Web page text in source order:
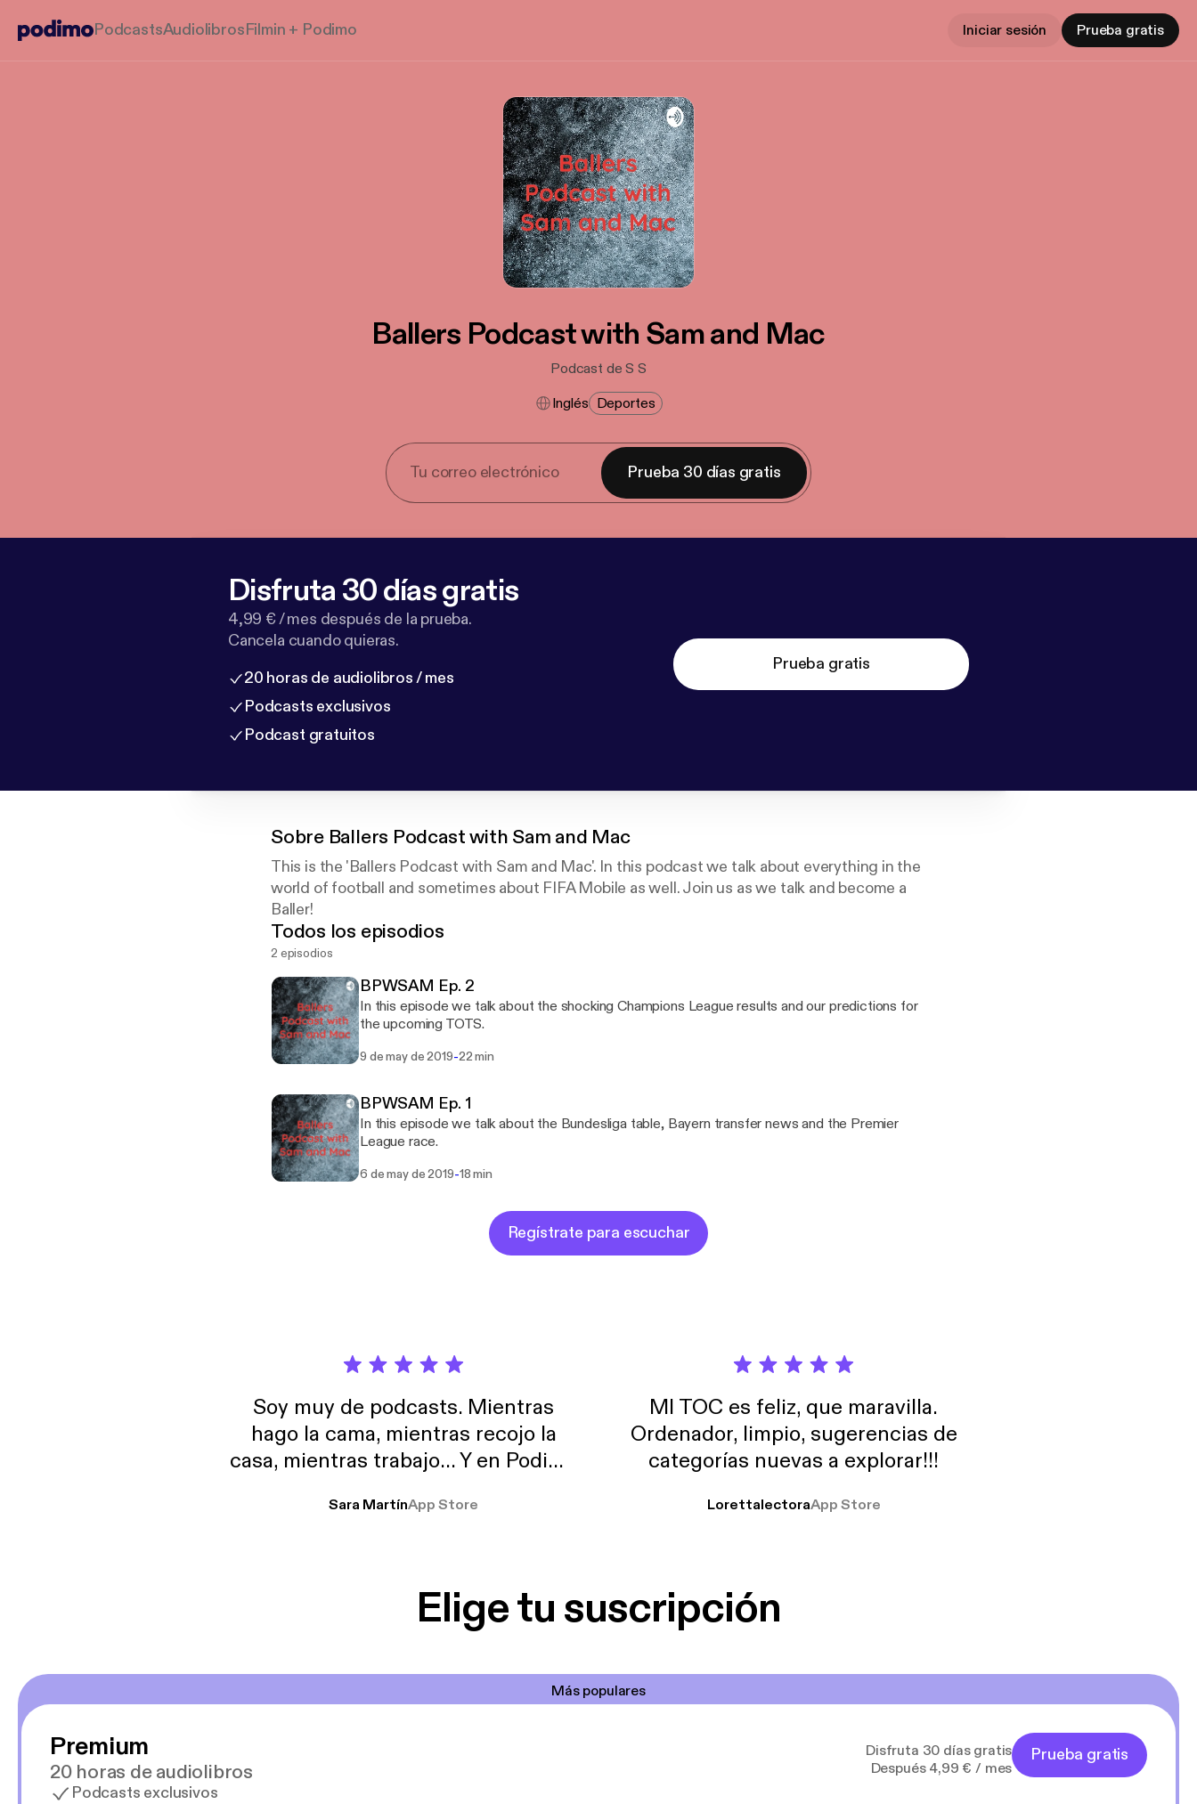
PodcastsAudiolibrosFilmin + Podimo Iniciar sesión Prueba gratis
Ballers Podcast with Sam and Mac
Podcast de S S
Inglés Deportes
Prueba 30 días gratis
Disfruta 30 días gratis
4,99 € / mes después de la prueba.
Cancela cuando quieras.
20 horas de audiolibros / mes
Podcasts exclusivos
Podcast gratuitos
Prueba gratis
Sobre Ballers Podcast with Sam and Mac
This is the 'Ballers Podcast with Sam and Mac'. In this podcast we talk about everything in the
world of football and sometimes about FIFA Mobile as well. Join us as we talk and become a
Baller!
Todos los episodios
2 episodios
BPWSAM Ep. 2
In this episode we talk about the shocking Champions League results and our predictions for
the upcoming TOTS.
9 de may de 2019-22 min
BPWSAM Ep. 1
In this episode we talk about the Bundesliga table, Bayern transfer news and the Premier
League race.
6 de may de 2019-18 min
Regístrate para escuchar
Soy muy de podcasts. Mientras
hago la cama, mientras recojo la
casa, mientras trabajo… Y en Podimo
encantan. De emprendimiento, de
Sara MartínApp Store
MI TOC es feliz, que maravilla.
Ordenador, limpio, sugerencias de
categorías nuevas a explorar!!!
LorettalectoraApp Store
Elige tu suscripción
Más populares
Premium
20 horas de audiolibros
Podcasts exclusivos
Disfruta 30 días gratis
Después 4,99 € / mes
Prueba gratis